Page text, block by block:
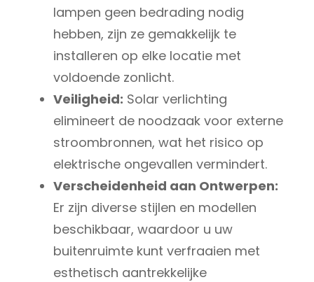
lampen geen bedrading nodig
hebben, zijn ze gemakkelijk te
installeren op elke locatie met
voldoende zonlicht.
Veiligheid: Solar verlichting
elimineert de noodzaak voor externe
stroombronnen, wat het risico op
elektrische ongevallen vermindert.
Verscheidenheid aan Ontwerpen:
Er zijn diverse stijlen en modellen
beschikbaar, waardoor u uw
buitenruimte kunt verfraaien met
esthetisch aantrekkelijke